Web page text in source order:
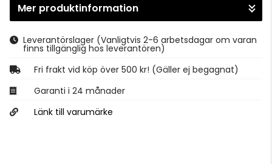
Gå till kassan
Mer produktinformation
Leverantörslager (Vanligtvis 2-6 arbetsdagar om varan
finns tillgänglig hos leverantören)
Fri frakt vid köp över 500 kr! (Gäller ej begagnat)
Garanti i 24 månader
Länk till varumärke